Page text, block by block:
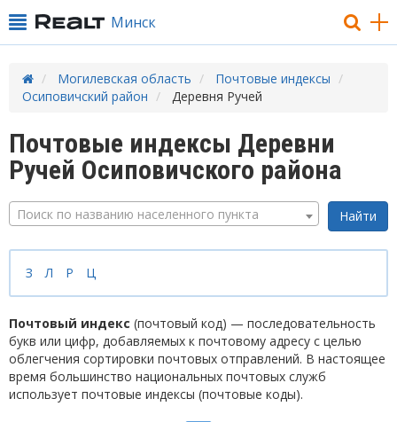
Минск
Могилевская область
Почтовые индексы
Осиповичский район
Деревня Ручей
Почтовые индексы Деревни
Ручей Осиповичского района
Поиск по названию населенного пункта
З Л Р Ц
Почтовый индекс (почтовый код) — последовательность
букв или цифр, добавляемых к почтовому адресу с целью
облегчения сортировки почтовых отправлений. В настоящее
время большинство национальных почтовых служб
использует почтовые индексы (почтовые коды).